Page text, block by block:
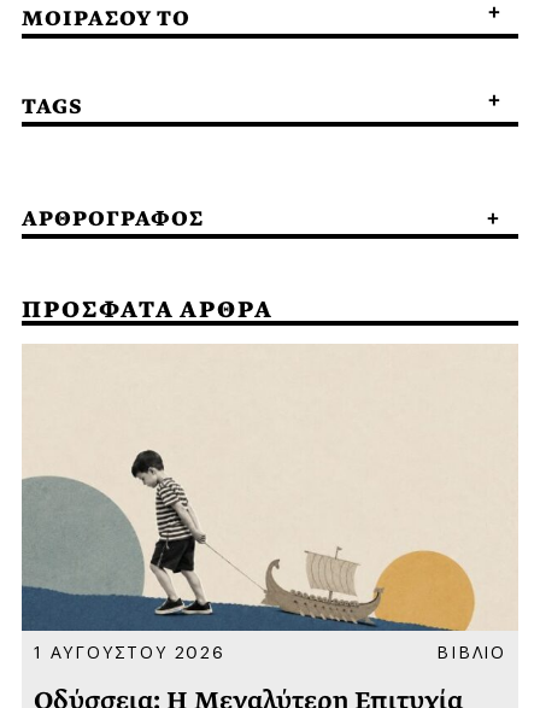
ΜΟΙΡΑΣΟΥ ΤΟ
TAGS
ΑΡΘΡΟΓΡΑΦΟΣ
ΠΡΟΣΦΑΤΑ ΑΡΘΡΑ
1 ΑΥΓΟΥΣΤΟΥ 2026 ΒΙΒΛΙΟ
Οδύσσεια: Η Μεγαλύτερη Επιτυχία